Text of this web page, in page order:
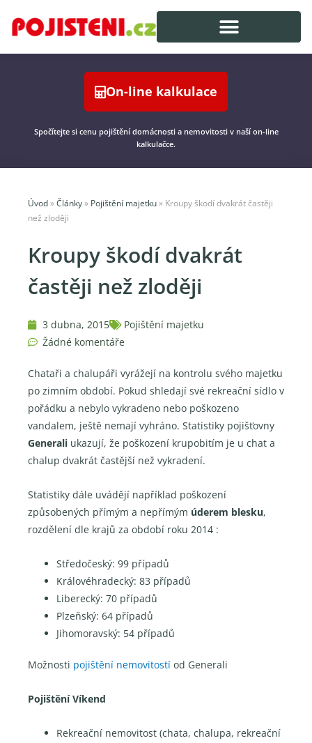
On-line kalkulace
Spočítejte si cenu pojištění domácnosti a nemovitosti v naší on-line
kalkulačce.
Úvod » Články » Pojištění majetku » Kroupy škodí dvakrát častěji
než zloději
Kroupy škodí dvakrát
častěji než zloději
3 dubna, 2015
Pojištění majetku
Žádné komentáře
Chataři a chalupáři vyrážejí na kontrolu svého majetku
po zimním období. Pokud shledají své rekreační sídlo v
pořádku a nebylo vykradeno nebo poškozeno
vandalem, ještě nemají vyhráno. Statistiky pojišťovny
Generali ukazují, že poškození krupobitím je u chat a
chalup dvakrát častější než vykradení.
Statistiky dále uvádějí například poškození
způsobených přímým a nepřímým úderem blesku,
rozdělení dle krajů za období roku 2014 :
Středočeský: 99 případů
Královéhradecký: 83 případů
Liberecký: 70 případů
Plzeňský: 64 případů
Jihomoravský: 54 případů
Možnosti pojištění nemovitostí od Generali
Pojištění Víkend
Rekreační nemovitost (chata, chalupa, rekreační